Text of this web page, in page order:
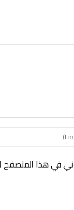
في هذا المتصفح